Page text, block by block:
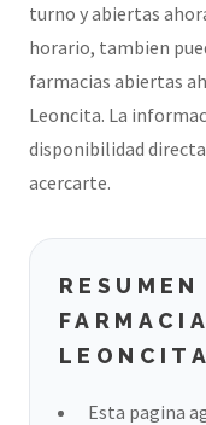
turno y abiertas
horario, tambien
farmacias abiertas
Leoncita. La
disponibilidad
acercarte.
LEONCITA
Esta pagina